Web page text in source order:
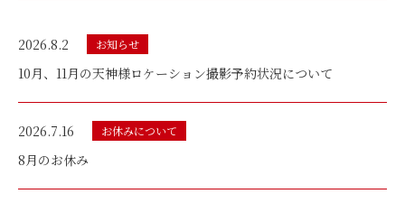
2026.8.2 お知らせ
10月、11月の天神様ロケーション撮影予約状況について
2026.7.16 お休みについて
8月のお休み